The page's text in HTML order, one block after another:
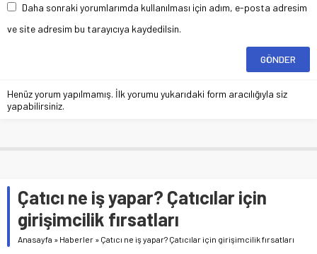
Daha sonraki yorumlarımda kullanılması için adım, e-posta adresim
ve site adresim bu tarayıcıya kaydedilsin.
Henüz yorum yapılmamış. İlk yorumu yukarıdaki form aracılığıyla siz
yapabilirsiniz.
Çatıcı ne iş yapar? Çatıcılar için
girişimcilik fırsatları
Anasayfa » Haberler » Çatıcı ne iş yapar? Çatıcılar için girişimcilik fırsatları